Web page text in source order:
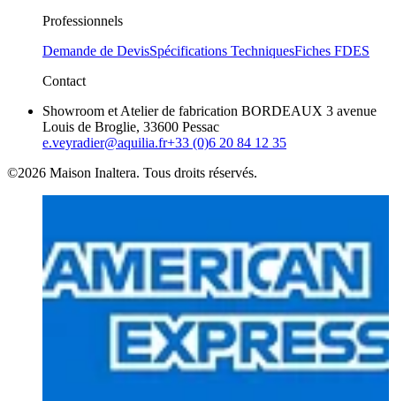
Professionnels
Demande de DevisSpécifications TechniquesFiches FDES
Contact
Showroom et Atelier de fabrication BORDEAUX 3 avenue
Louis de Broglie, 33600 Pessac
e.veyradier@aquilia.fr+33 (0)6 20 84 12 35
©2026 Maison Inaltera. Tous droits réservés.